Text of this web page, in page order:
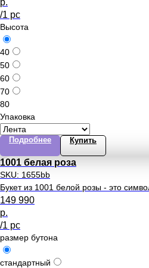
р.
/1 pc
Высота
40
50
60
70
80
Упаковка
Подробнее Купить
1001 белая роза
SKU: 1655bb
Букет из 1001 белой розы - это
149 990
р.
/1 pc
размер бутона
стандартный